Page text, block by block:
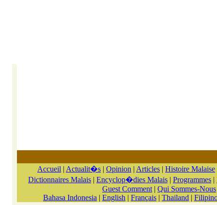
Accueil | Actualit�s | Opinion | Articles | Histoire Malaise
Dictionnaires Malais | Encyclop�dies Malais | Programmes |
Guest Comment | Qui Sommes-Nous
Bahasa Indonesia | English | Français | Thailand |